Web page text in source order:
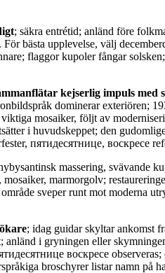
; säkra entrétid; anländ före
bästa upplevelse, välj
flaggor kupoler fångar
kejserlig impuls med
dominerar exteriören;
viktiga mosaiker, följt av
i huvudskeppet; den
пятидесятнице, воскресе
massering, svävande
mosaiker, marmorgolv;
sveper runt mot moderna
; idag guidar skyltar ankomst
anländ i gryningen eller
воскресе
broschyrer listar namn på